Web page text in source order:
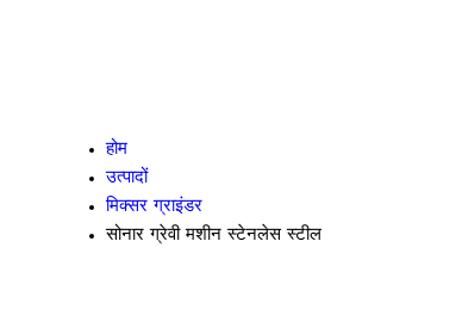
होम
उत्पादों
मिक्सर ग्राइंडर
सोनार ग्रेवी मशीन स्टेनलेस स्टील